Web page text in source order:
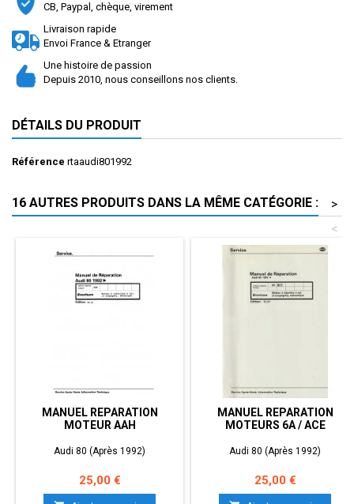
CB, Paypal, chèque, virement
Livraison rapide
Envoi France & Etranger
Une histoire de passion
Depuis 2010, nous conseillons nos clients.
DÉTAILS DU PRODUIT
Référence rtaaudi801992
16 AUTRES PRODUITS DANS LA MÊME CATÉGORIE :
>
<
MANUEL REPARATION
MOTEUR AAH
Audi 80 (Après 1992)
Prix
25,00 €
MANUEL REPARATION
MOTEURS 6A / ACE
Audi 80 (Après 1992)
Prix
25,00 €